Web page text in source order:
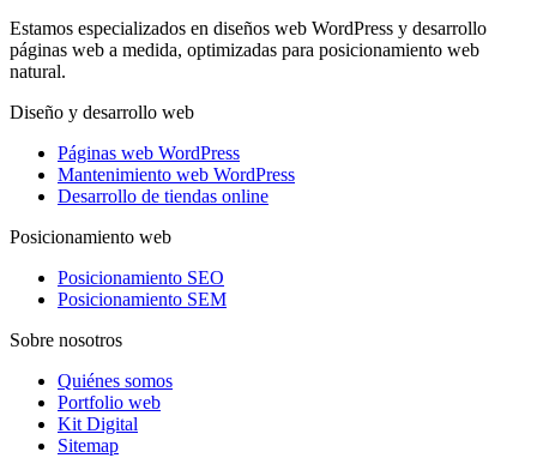
Estamos especializados en diseños web WordPress y desarrollo
páginas web a medida, optimizadas para posicionamiento web
natural.
Diseño y desarrollo web
Páginas web WordPress
Mantenimiento web WordPress
Desarrollo de tiendas online
Posicionamiento web
Posicionamiento SEO
Posicionamiento SEM
Sobre nosotros
Quiénes somos
Portfolio web
Kit Digital
Sitemap